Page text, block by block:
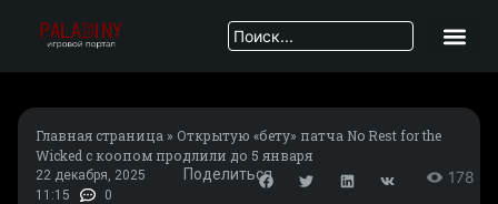
Главная страница » Открытую «бету» патча No Rest for the
Wicked с коопом продлили до 5 января
22 декабря, 2025
11:15
0
Поделиться 178